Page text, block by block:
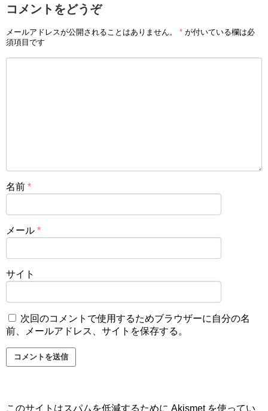
コメントをどうぞ
メールアドレスが公開されることはありません。 * が付いている欄は必
須項目です
名前 *
メール *
サイト
次回のコメントで使用するためブラウザーに自分の名
前、メールアドレス、サイトを保存する。
このサイトはスパムを低減するために Akismet を使ってい